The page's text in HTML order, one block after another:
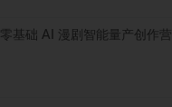
零基础 AI 漫剧智能量产创作营